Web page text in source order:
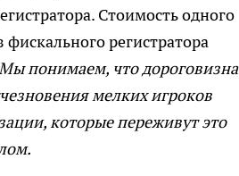
Стоимость одного
регистратора
понимаем, что дороговизна
мелких игроков
которые переживут это